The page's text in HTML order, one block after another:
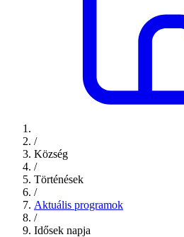
/
Község
/
Történések
/
Aktuális programok
/
Idősek napja